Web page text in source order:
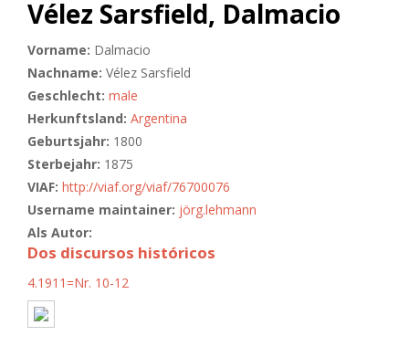
Vélez Sarsfield, Dalmacio
Vorname: Dalmacio
Nachname: Vélez Sarsfield
Geschlecht: male
Herkunftsland: Argentina
Geburtsjahr: 1800
Sterbejahr: 1875
VIAF: http://viaf.org/viaf/76700076
Username maintainer: jörg.lehmann
Als Autor:
Dos discursos históricos
4.1911=Nr. 10-12